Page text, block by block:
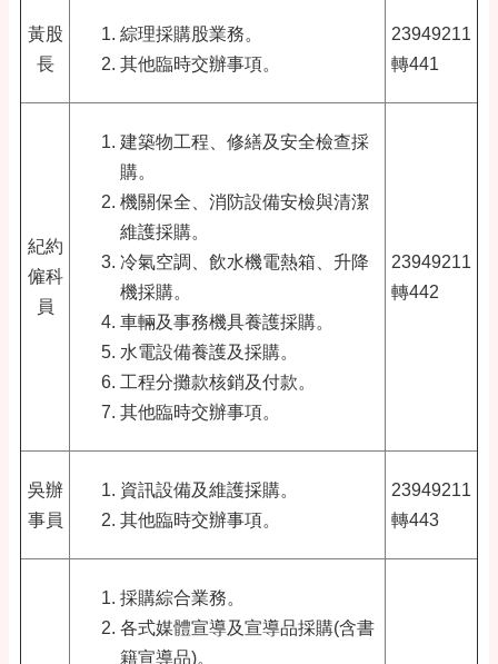
黃股
長
綜理採購股業務。
其他臨時交辦事項。
23949211
轉441
紀約
僱科
員
建築物工程、修繕及安全檢查採
購。
機關保全、消防設備安檢與清潔
維護採購。
冷氣空調、飲水機電熱箱、升降
機採購。
車輛及事務機具養護採購。
水電設備養護及採購。
工程分攤款核銷及付款。
其他臨時交辦事項。
23949211
轉442
吳辦
事員
資訊設備及維護採購。
其他臨時交辦事項。
23949211
轉443
採購綜合業務。
各式媒體宣導及宣導品採購(含書
籍宣導品)。